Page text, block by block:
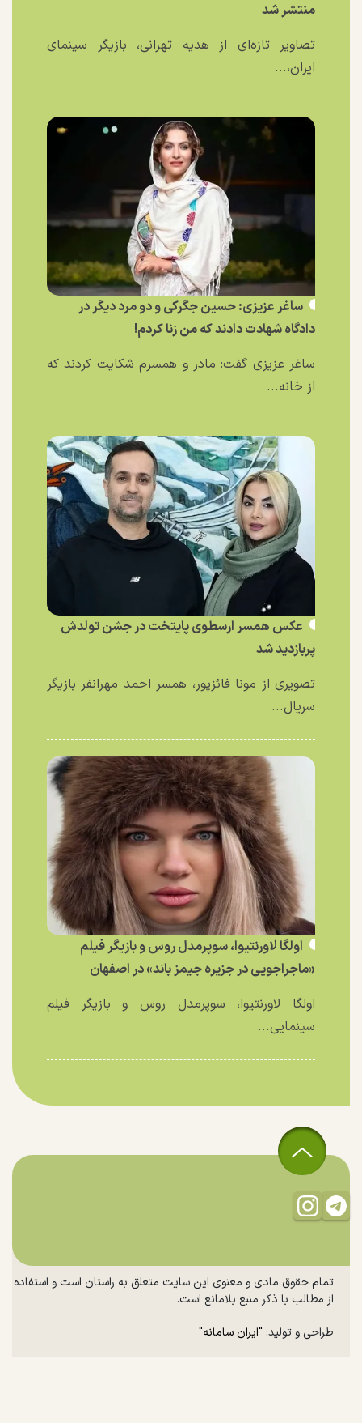
منتشر شد
تصاویر تازه‌ای از هدیه تهرانی، بازیگر سینمای
ایران،...
ساغر عزیزی: حسین جگرکی و دو مرد دیگر در
دادگاه شهادت دادند که من زنا کردم!
ساغر عزیزی گفت: مادر و همسرم شکایت کردند که
از خانه...
عکس همسر ارسطوی پایتخت در جشن تولدش
پربازدید شد
تصویری از مونا فائزپور، همسر احمد مهرانفر بازیگر
سریال...
اولگا لاورنتیوا، سوپرمدل روس و بازیگر فیلم
«ماجراجویی در جزیره جیمز باند» در اصفهان
اولگا لاورنتیوا، سوپرمدل روس و بازیگر فیلم
سینمایی...
تمام حقوق مادی و معنوی این سایت متعلق به راستان است و استفاده
از مطالب با ذکر منبع بلامانع است.
طراحی و تولید: "ایران سامانه"